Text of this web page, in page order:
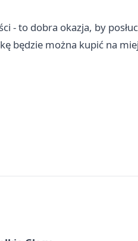
- to dobra okazja, by
będzie można kupić na